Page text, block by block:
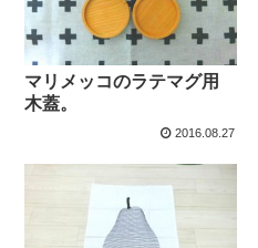
マリメッコのラテマグ用
木蓋。
2016.08.27